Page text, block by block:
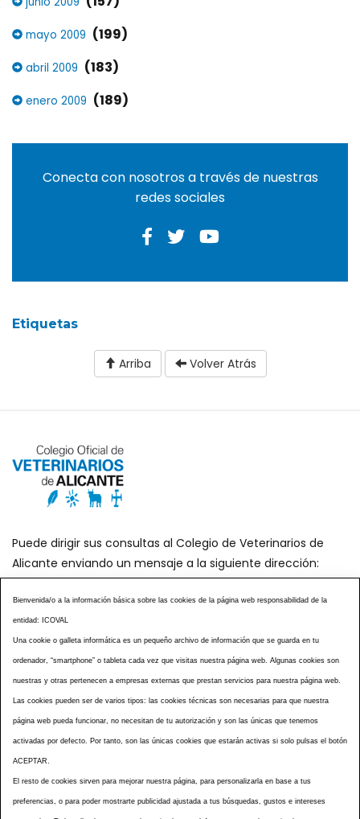
mayo 2009 (199)
abril 2009 (183)
enero 2009 (189)
Conecta con nosotros a través de nuestras
redes sociales
Etiquetas
Arriba Volver Atrás
Puede dirigir sus consultas al Colegio de Veterinarios de
Alicante enviando un mensaje a la siguiente dirección:
secretaria@icoval.org
¿SABÍAS QUÉ?
CENTROS VETERINARIOS
TABLÓN ANUNCIOS
CURSOS Y EVENTOS
TÉRMINOS Y CONDICIONES
ESPECIAL COVID 19
NOTICIAS
ACCESIBILIDAD
AVISO LEGAL
POLÍTICA PRIVACIDAD
POLÍTICA DE COOKIES
NOTICIAS ICOVAL NOTICIAS OCV
Bienvenida/o a la información básica sobre las cookies de la página web responsabilidad de la
entidad: ICOVAL
Una cookie o galleta informática es un pequeño archivo de información que se guarda en tu
ordenador, “smartphone” o tableta cada vez que visitas nuestra página web. Algunas cookies son
nuestras y otras pertenecen a empresas externas que prestan servicios para nuestra página web.
Las cookies pueden ser de varios tipos: las cookies técnicas son necesarias para que nuestra
página web pueda funcionar, no necesitan de tu autorización y son las únicas que tenemos
activadas por defecto. Por tanto, son las únicas cookies que estarán activas si solo pulsas el botón
ACEPTAR.
El resto de cookies sirven para mejorar nuestra página, para personalizarla en base a tus
preferencias, o para poder mostrarte publicidad ajustada a tus búsquedas, gustos e intereses